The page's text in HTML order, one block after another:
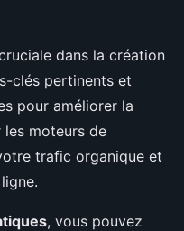
dans la création
clés pertinents et
pour améliorer la
moteurs de
trafic organique et
, vous pouvez